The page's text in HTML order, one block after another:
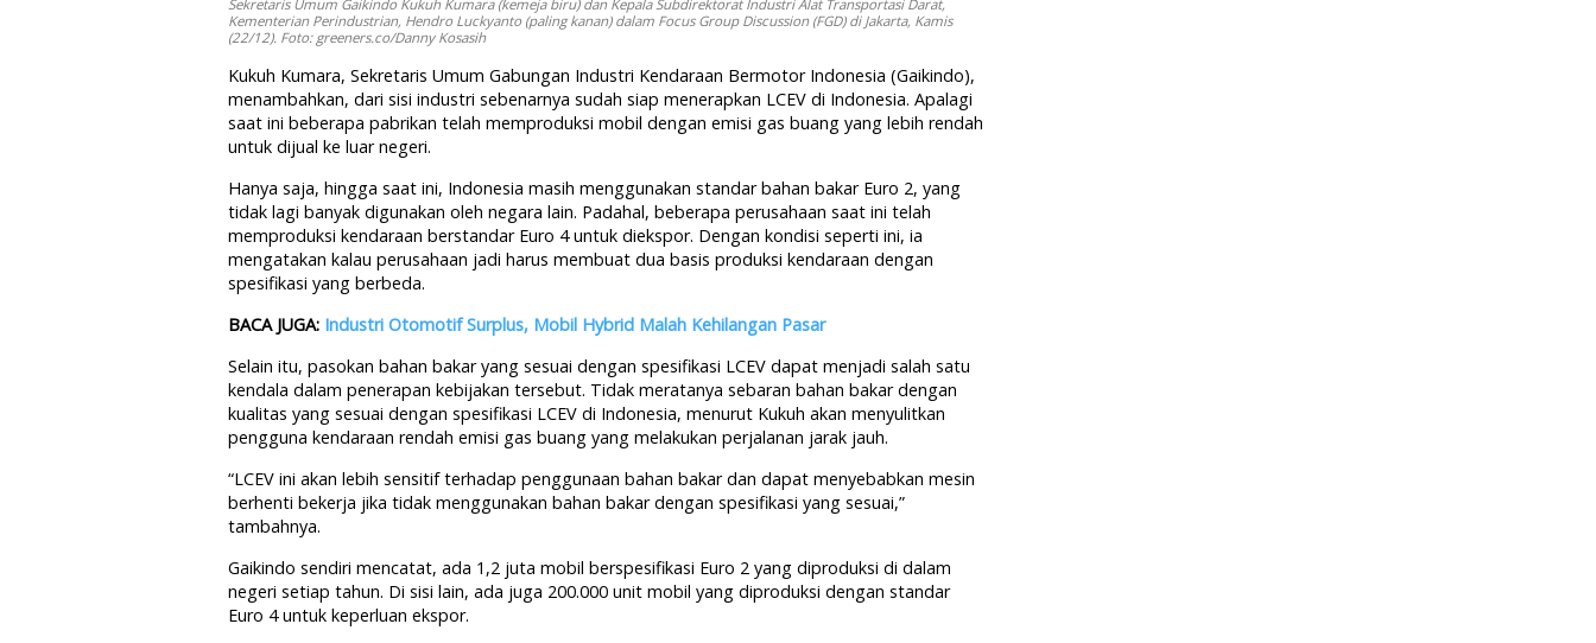
Sekretaris Umum Gaikindo Kukuh Kumara (kemeja biru) dan Kepala Subdirektorat Industri Alat Transportasi Darat,
Kementerian Perindustrian, Hendro Luckyanto (paling kanan) dalam Focus Group Discussion (FGD) di Jakarta, Kamis
(22/12). Foto: greeners.co/Danny Kosasih
Kukuh Kumara, Sekretaris Umum Gabungan Industri Kendaraan Bermotor Indonesia (Gaikindo),
menambahkan, dari sisi industri sebenarnya sudah siap menerapkan LCEV di Indonesia. Apalagi
saat ini beberapa pabrikan telah memproduksi mobil dengan emisi gas buang yang lebih rendah
untuk dijual ke luar negeri.
Hanya saja, hingga saat ini, Indonesia masih menggunakan standar bahan bakar Euro 2, yang
tidak lagi banyak digunakan oleh negara lain. Padahal, beberapa perusahaan saat ini telah
memproduksi kendaraan berstandar Euro 4 untuk diekspor. Dengan kondisi seperti ini, ia
mengatakan kalau perusahaan jadi harus membuat dua basis produksi kendaraan dengan
spesifikasi yang berbeda.
BACA JUGA: Industri Otomotif Surplus, Mobil Hybrid Malah Kehilangan Pasar
Selain itu, pasokan bahan bakar yang sesuai dengan spesifikasi LCEV dapat menjadi salah satu
kendala dalam penerapan kebijakan tersebut. Tidak meratanya sebaran bahan bakar dengan
kualitas yang sesuai dengan spesifikasi LCEV di Indonesia, menurut Kukuh akan menyulitkan
pengguna kendaraan rendah emisi gas buang yang melakukan perjalanan jarak jauh.
“LCEV ini akan lebih sensitif terhadap penggunaan bahan bakar dan dapat menyebabkan mesin
berhenti bekerja jika tidak menggunakan bahan bakar dengan spesifikasi yang sesuai,”
tambahnya.
Gaikindo sendiri mencatat, ada 1,2 juta mobil berspesifikasi Euro 2 yang diproduksi di dalam
negeri setiap tahun. Di sisi lain, ada juga 200.000 unit mobil yang diproduksi dengan standar
Euro 4 untuk keperluan ekspor.